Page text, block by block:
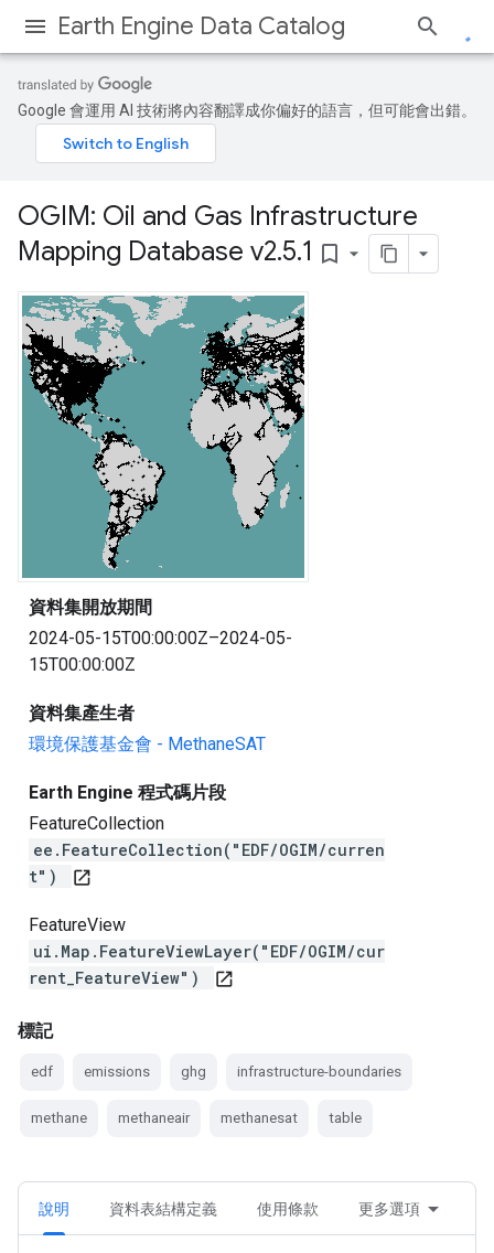
Earth Engine Data Catalog
Google 會運用 AI 技術將內容翻譯成你偏好的語言，但可能會出錯。
OGIM: Oil and Gas Infrastructure
Mapping Database v2.5.1 bookmark_border
資料集開放期間
2024-05-15T00:00:00Z–2024-05-
15T00:00:00Z
資料集產生者
環境保護基金會 - MethaneSAT
Earth Engine 程式碼片段
FeatureCollection
ee.FeatureCollection("EDF/OGIM/curren
t")
open_in_new
FeatureView
ui.Map.FeatureViewLayer("EDF/OGIM/cur
rent_FeatureView")
open_in_new
標記
edf emissions ghg infrastructure-boundaries
methane methaneair methanesat table
說明 資料表結構定義 使用條款 更多選項